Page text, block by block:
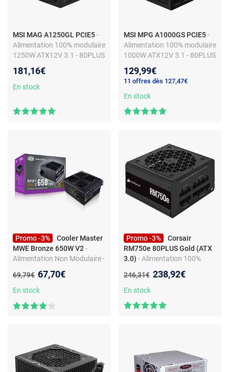
MSI MAG A1250GL PCIE5-
Alimentation 100% modulaire
1250W ATX12V 3.1 - 80PLUS
181,16€
En stock
MSI MPG A1000GS PCIE5 -
Alimentation 100% modulaire
1000W ATX12V 3.1 - 80PLUS
129,99€
11 offres dès 127,47€
En stock
Promo -3%
Cooler Master
MWE Bronze 650W V2-
Alimentation Non Modulaire -
80PLUS Bronze
Ancien prix :
69,79€ Nouveau prix :
67,70€
En stock
Promo -3%
Corsair
RM750e 80PLUS Gold (ATX
3.0) - Alimentation 100%
ATX 3.0 - 80PLUS Gold
Ancien prix :
246,31€ Nouveau prix :
238,92€
En stock